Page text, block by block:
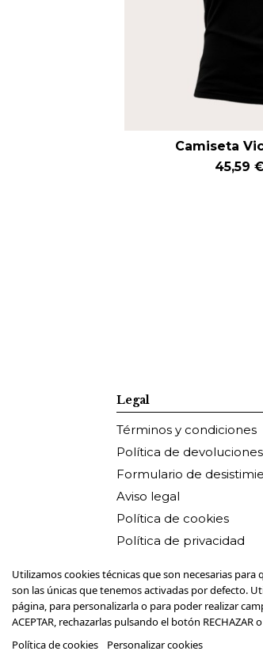
Camiseta
45,59
Legal
Términos y condiciones
Política de devoluciones
Formulario de
Aviso legal
Política de cookies
Política de privacidad
Utilizamos cookies técnicas que son necesarias
son las únicas que tenemos activadas por defecto.
página, para personalizarla o para poder realizar
ACEPTAR, rechazarlas pulsando el botón
Política de cookies
Personalizar cookies